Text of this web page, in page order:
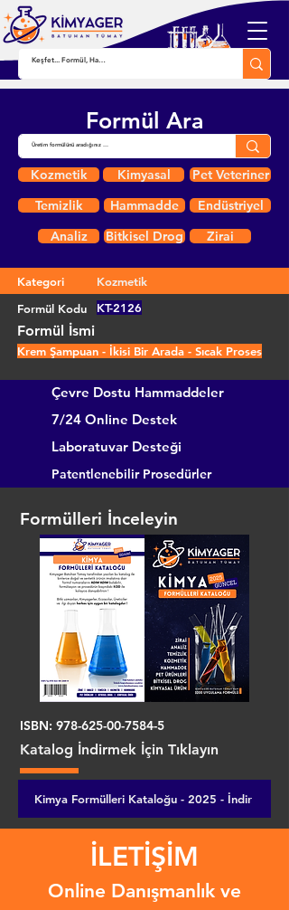
Formül Ara
Kozmetik Kimyasal
Pet Veteriner
Temizlik
Hammadde
Endüstriyel
Analiz
Bitkisel Drog Zirai
Kategori
Kozmetik
Formül Kodu
KT-2126
Formül İsmi
Krem Şampuan - İkisi Bir Arada - Sıcak Proses
Çevre Dostu Hammaddeler
7/24 Online Destek
Laboratuvar Desteği
Patentlenebilir Prosedürler
Formülleri İnceleyin
ISBN: 978-625-00-7584-5
Katalog İndirmek İçin Tıklayın
Kimya Formülleri Kataloğu - 2025 - İndir
İLETİŞİM
Online Danışmanlık ve